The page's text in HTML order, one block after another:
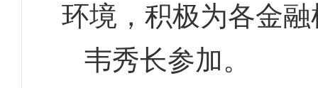
环境，积极为各金
韦秀长参加。